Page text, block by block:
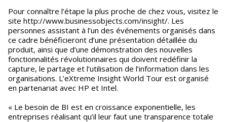
Pour connaître l’étape la plus proche de chez vous, visitez le
site http://www.businessobjects.com/insight/. Les
personnes assistant à l’un des événements organisés dans
ce cadre bénéficieront d’une présentation détaillée du
produit, ainsi que d’une démonstration des nouvelles
fonctionnalités révolutionnaires qui doivent redéfinir la
capture, le partage et l’utilisation de l’information dans les
organisations. L’eXtreme Insight World Tour est organisé
en partenariat avec HP et Intel.
« Le besoin de BI est en croissance exponentielle, les
entreprises réalisant qu’il leur faut une transparence totale